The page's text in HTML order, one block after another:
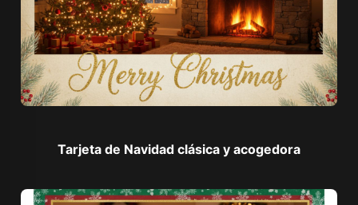
Tarjeta de Navidad clásica y acogedora